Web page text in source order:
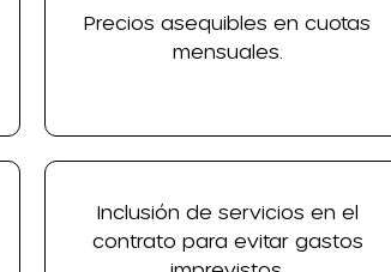
Precios asequibles en cuotas
mensuales.
Inclusión de servicios en el
contrato para evitar gastos